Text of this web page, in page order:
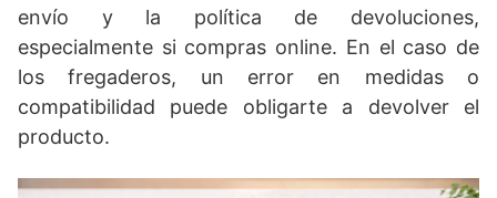
envío y la política de devoluciones,
especialmente si compras online. En el caso de
los fregaderos, un error en medidas o
compatibilidad puede obligarte a devolver el
producto.